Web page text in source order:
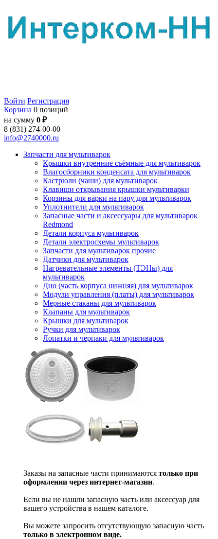
Войти Регистрация
Корзина 0 позиций
на сумму 0 ₽
8 (831) 274-00-00
info@2740000.ru
Запчасти для мультиварок
Крышки внутренние съёмные для мультиварок
Влагосборники конденсата для мультиварок
Кастрюли (чаши) для мультиварок
Клавиши открывания крышки мультиварки
Корзины для варки на пару для мультиварок
Уплотнители для мультиварок
Запасные части и аксессуары для мультиварок
Redmond
Детали корпуса мультиварок
Детали электросхемы мультиварок
Запчасти для мультиварок прочие
Датчики для мультиварок
Нагревательные элементы (ТЭНы) для
мультиварок
Дно (часть корпуса нижняя) для мультиварок
Модули управления (платы) для мультиварок
Мерные стаканы для мультиварок
Клапаны для мультиварок
Крышки для мультиварок
Ручки для мультиварок
Лопатки и черпаки для мультиварок
Заказы на запасные части принимаются только при
оформлении через интернет-магазин.
Если вы не нашли запасную часть или аксессуар для
вашего устройства в нашем каталоге.
Вы можете запросить отсутствующую запасную часть
только в электронном виде.